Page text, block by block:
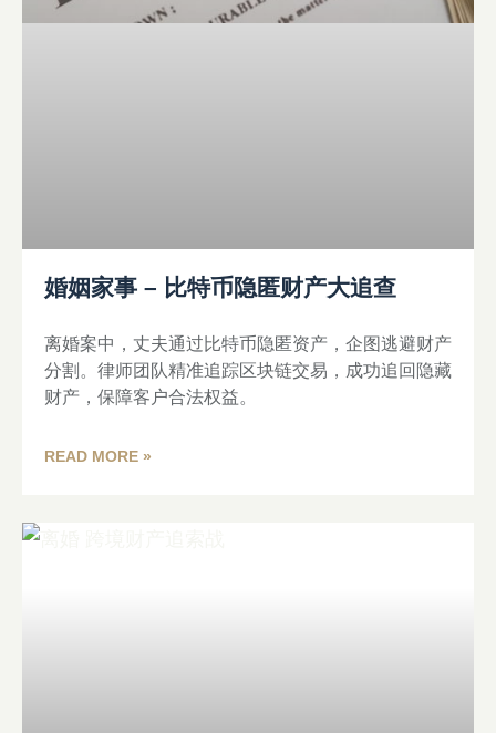
婚姻家事 – 比特币隐匿财产大追查
离婚案中，丈夫通过比特币隐匿资产，企图逃避财产
分割。律师团队精准追踪区块链交易，成功追回隐藏
财产，保障客户合法权益。
READ MORE »